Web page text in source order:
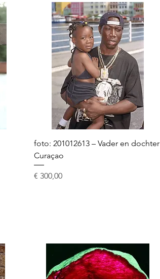
foto: 201012613 – Vader en dochter
Curaçao
Prijs
€ 300,00